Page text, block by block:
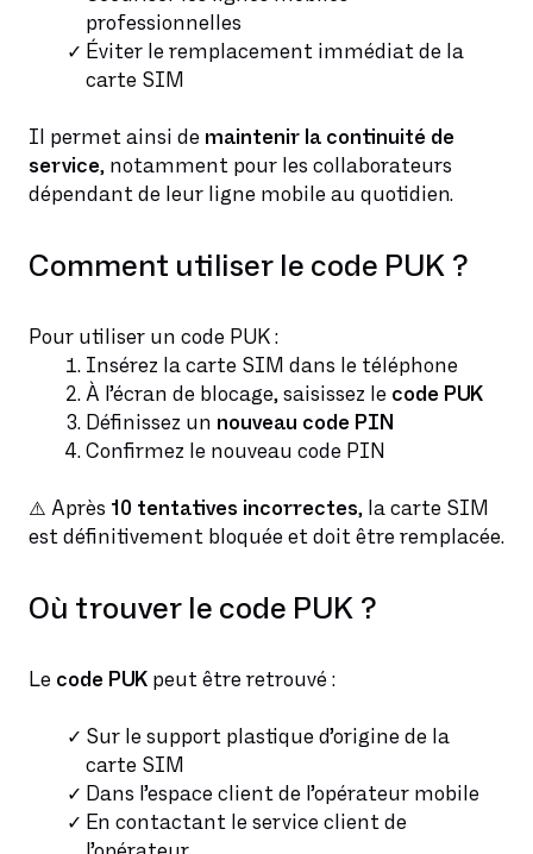
professionnelles
Éviter le remplacement immédiat de la
carte SIM
Il permet ainsi de maintenir la continuité de
service, notamment pour les collaborateurs
dépendant de leur ligne mobile au quotidien.
Comment utiliser le code PUK ?
Pour utiliser un code PUK :
Insérez la carte SIM dans le téléphone
À l’écran de blocage, saisissez le code PUK
Définissez un nouveau code PIN
Confirmez le nouveau code PIN
⚠️ Après 10 tentatives incorrectes, la carte SIM
est définitivement bloquée et doit être remplacée.
Où trouver le code PUK ?
Le code PUK peut être retrouvé :
Sur le support plastique d’origine de la
carte SIM
Dans l’espace client de l’opérateur mobile
En contactant le service client de